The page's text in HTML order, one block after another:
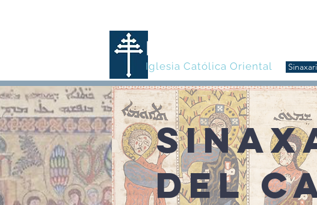
MARONITAS
Iglesia Católica Oriental
DEL